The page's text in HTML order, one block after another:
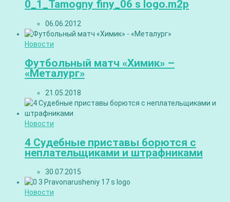
0_1_Tamogny finy_06 s logo.m2p
06.06.2012
Новости
Футбольный матч «Химик» –
«Металург»
21.05.2018
Новости
4 Судебные приставы борются с
неплательщиками и штрафниками
30.07.2015
Новости